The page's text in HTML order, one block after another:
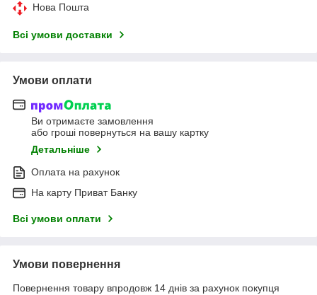
Нова Пошта
Всі умови доставки
Умови оплати
Ви отримаєте замовлення
або гроші повернуться на вашу картку
Детальніше
Оплата на рахунок
На карту Приват Банку
Всі умови оплати
Умови повернення
Повернення товару впродовж 14 днів за рахунок покупця